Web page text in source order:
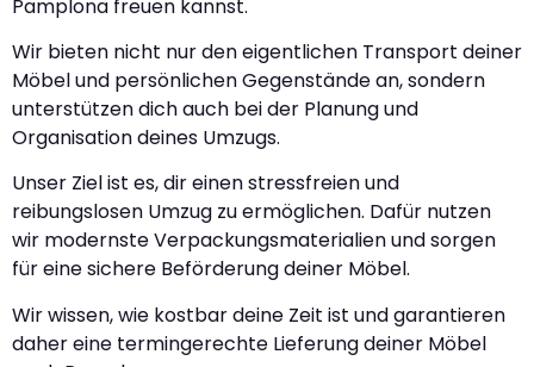
Pamplona freuen kannst.
Wir bieten nicht nur den eigentlichen Transport deiner
Möbel und persönlichen Gegenstände an, sondern
unterstützen dich auch bei der Planung und
Organisation deines Umzugs.
Unser Ziel ist es, dir einen stressfreien und
reibungslosen Umzug zu ermöglichen. Dafür nutzen
wir modernste Verpackungsmaterialien und sorgen
für eine sichere Beförderung deiner Möbel.
Wir wissen, wie kostbar deine Zeit ist und garantieren
daher eine termingerechte Lieferung deiner Möbel